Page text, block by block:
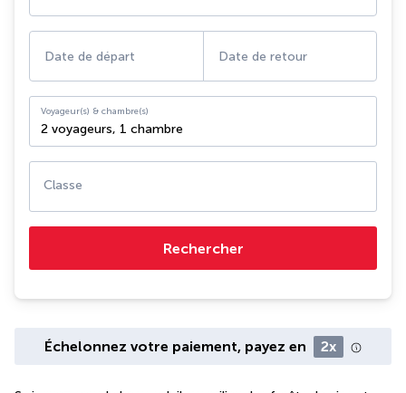
Date de départ Date de retour
Voyageur(s) & chambre(s)
2 voyageurs, 1 chambre
Classe
Rechercher
Échelonnez votre paiement, payez en 2x